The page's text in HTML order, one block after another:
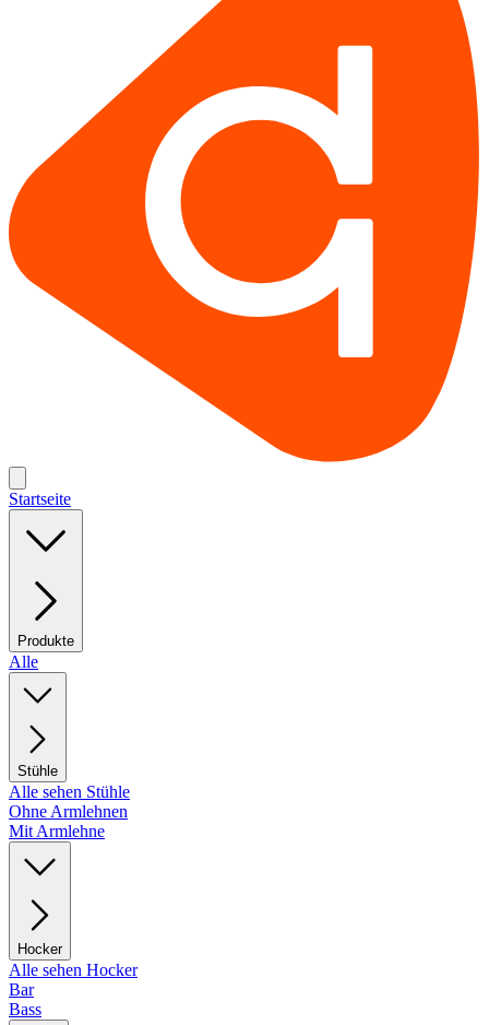
Startseite
Produkte
Alle
Stühle
Alle sehen Stühle
Ohne Armlehnen
Mit Armlehne
Hocker
Alle sehen Hocker
Bar
Bass